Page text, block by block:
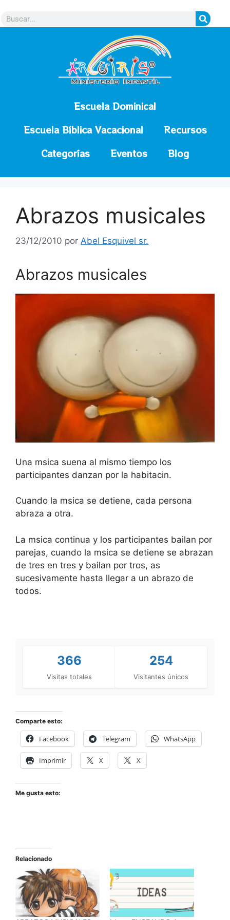
Escuela Dominical
Escuela Bíblica Vacacional
Recursos
Categorías
Eventos Blog
Abrazos musicales
23/12/2010 por Abel Esquivel sr.
Abrazos musicales
Una msica suena al mismo tiempo los
participantes danzan por la habitacin.
Cuando la msica se detiene, cada persona
abraza a otra.
La msica continua y los participantes bailan por
parejas, cuando la msica se detiene se abrazan
de tres en tres y bailan por tros, as
sucesivamente hasta llegar a un abrazo de
todos.
366
Visitas totales
254
Visitantes únicos
Comparte esto:
Facebook Telegram WhatsApp
Imprimir X X
Me gusta esto:
Relacionado